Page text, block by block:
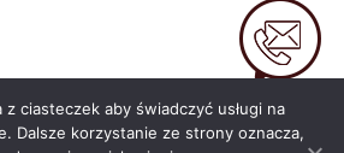
KONTAKT
ciasteczek aby świadczyć usługi na
Dalsze korzystanie ze strony oznacza,